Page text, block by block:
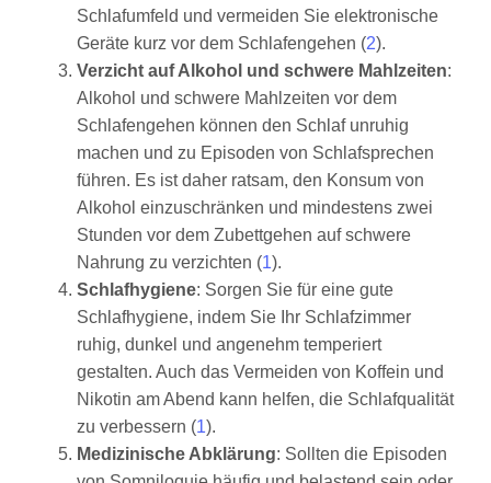
Schlafumfeld und vermeiden Sie elektronische
Geräte kurz vor dem Schlafengehen (2).
Verzicht auf Alkohol und schwere Mahlzeiten:
Alkohol und schwere Mahlzeiten vor dem
Schlafengehen können den Schlaf unruhig
machen und zu Episoden von Schlafsprechen
führen. Es ist daher ratsam, den Konsum von
Alkohol einzuschränken und mindestens zwei
Stunden vor dem Zubettgehen auf schwere
Nahrung zu verzichten (1).
Schlafhygiene: Sorgen Sie für eine gute
Schlafhygiene, indem Sie Ihr Schlafzimmer
ruhig, dunkel und angenehm temperiert
gestalten. Auch das Vermeiden von Koffein und
Nikotin am Abend kann helfen, die Schlafqualität
zu verbessern (1).
Medizinische Abklärung: Sollten die Episoden